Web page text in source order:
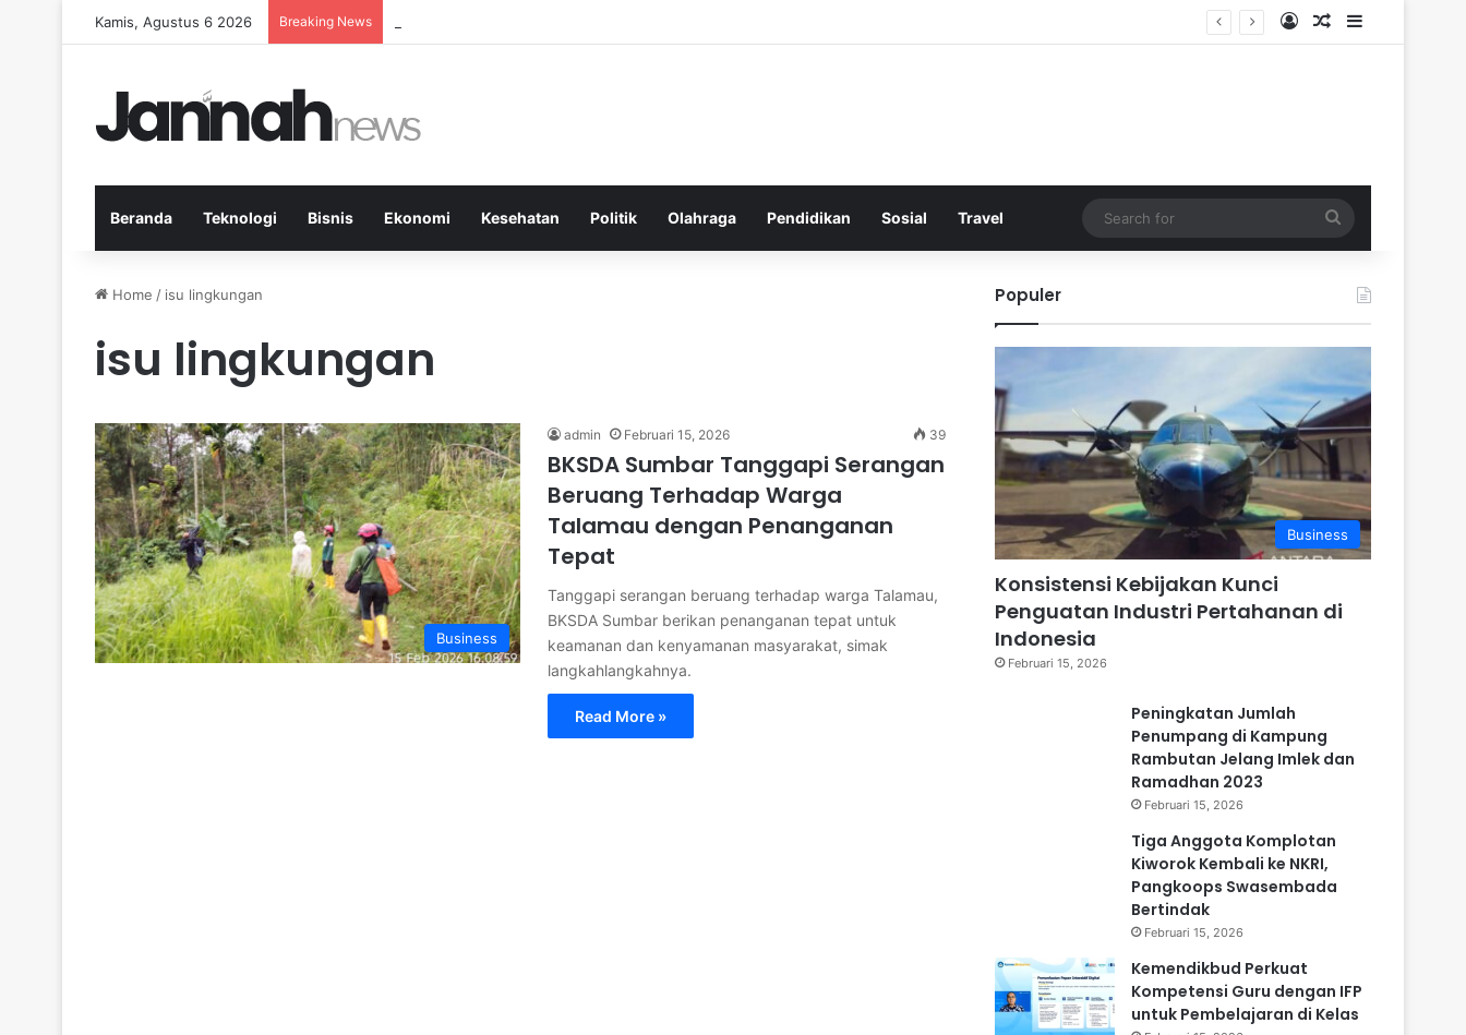
Kamis, Agustus 6 2026 Breaking News Log InRandom Article
Sidebar
Beranda Teknologi Bisnis Ekonomi Kesehatan Politik Olahraga Pendidikan Sosial Travel
for
Home / isu lingkungan
isu lingkungan
Business
admin Februari 15, 2026 39
BKSDA Sumbar Tanggapi Serangan
Beruang Terhadap Warga
Talamau dengan Penanganan
Tepat
Tanggapi serangan beruang terhadap warga Talamau,
BKSDA Sumbar berikan penanganan tepat untuk
keamanan dan kenyamanan masyarakat, simak
langkahlangkahnya.
Read More »
Populer
Business
Konsistensi Kebijakan Kunci
Penguatan Industri Pertahanan di
Indonesia
Februari 15, 2026
Peningkatan Jumlah
Penumpang di Kampung
Rambutan Jelang Imlek dan
Ramadhan 2023
Februari 15, 2026
Tiga Anggota Komplotan
Kiworok Kembali ke NKRI,
Pangkoops Swasembada
Bertindak
Februari 15, 2026
Kemendikbud Perkuat
Kompetensi Guru dengan IFP
untuk Pembelajaran di Kelas